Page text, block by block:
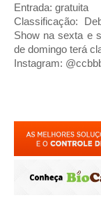
Entrada: gratuita
Classificação:
Show na sexta e
de domingo terá
Instagram: